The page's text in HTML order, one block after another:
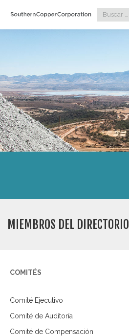
Search:
MIEMBROS DEL DIRECTORIO
COMITÉS
Comité Ejecutivo
Comité de Auditoría
Comité de Compensación